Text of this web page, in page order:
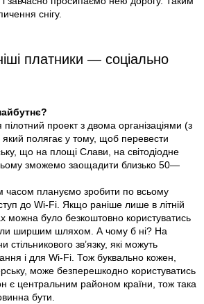
снігу.
платники — соціально
проект з двома організаціями (з
який полягає у тому, щоб перевести
що на площі Слави, на світодіодне
зможемо заощадити близько 50—
часом плануємо зробити по всьому
до Wi-Fi. Якщо раніше лише в літній
можна було безкоштовно користуватись
ширшим шляхом. А чому б ні? На
стільникового зв’язку, які можуть
і для Wi-Fi. Тож буквально кожен,
може безперешкодно користуватись
є центральним районом країни, тож така
бути.